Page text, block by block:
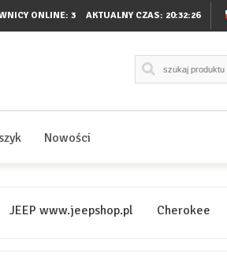
ONLINE: 3 AKTUALNY CZAS: 20:32:26
Nowości
JEEP www.jeepshop.pl Cherokee